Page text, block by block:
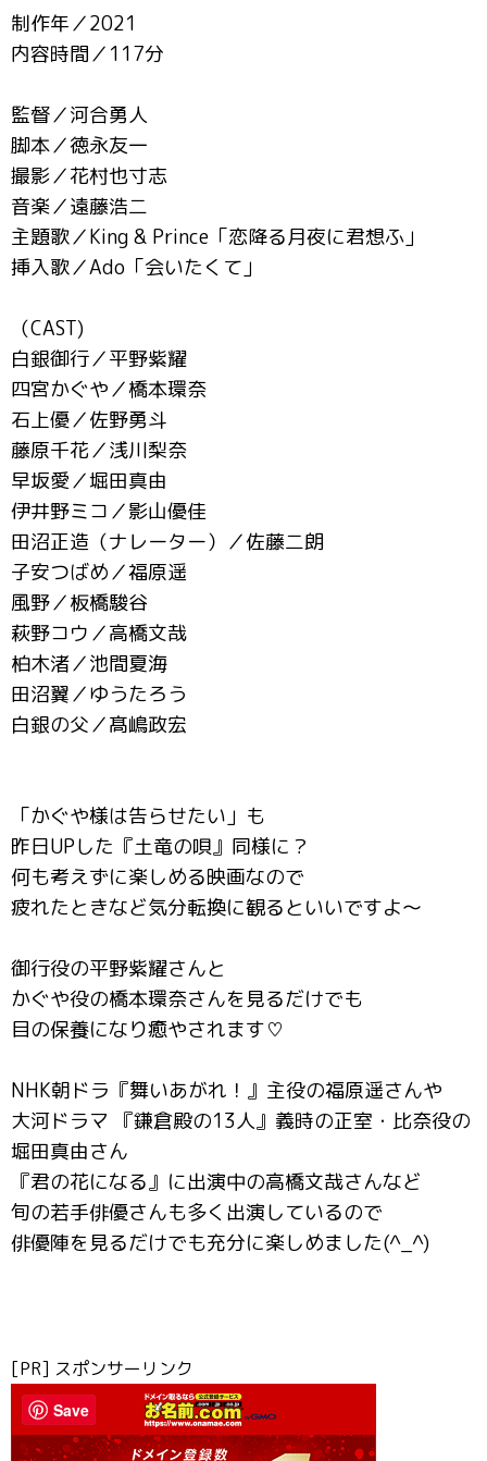
制作年／2021
内容時間／117分
監督／河合勇人
脚本／徳永友一
撮影／花村也寸志
音楽／遠藤浩二
主題歌／King & Prince「恋降る月夜に君想ふ」
挿入歌／Ado「会いたくて」
（CAST)
白銀御行／平野紫耀
四宮かぐや／橋本環奈
石上優／佐野勇斗
藤原千花／浅川梨奈
早坂愛／堀田真由
伊井野ミコ／影山優佳
田沼正造（ナレーター）／佐藤二朗
子安つばめ／福原遥
風野／板橋駿谷
萩野コウ／高橋文哉
柏木渚／池間夏海
田沼翼／ゆうたろう
白銀の父／髙嶋政宏
「かぐや様は告らせたい」も
昨日UPした『土竜の唄』同様に？
何も考えずに楽しめる映画なので
疲れたときなど気分転換に観るといいですよ～
御行役の平野紫耀さんと
かぐや役の橋本環奈さんを見るだけでも
目の保養になり癒やされます♡
NHK朝ドラ『舞いあがれ！』主役の福原遥さんや
大河ドラマ 『鎌倉殿の13人』義時の正室・比奈役の
堀田真由さん
『君の花になる』に出演中の高橋文哉さんなど
旬の若手俳優さんも多く出演しているので
俳優陣を見るだけでも充分に楽しめました(^_^)
[PR] スポンサーリンク
Save